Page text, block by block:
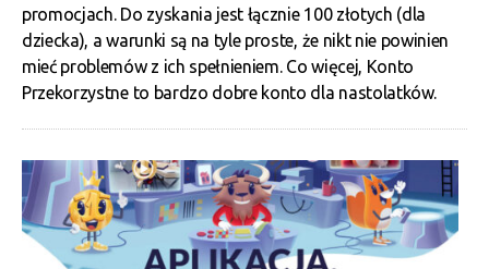
promocjach. Do zyskania jest łącznie 100 złotych (dla
dziecka), a warunki są na tyle proste, że nikt nie powinien
mieć problemów z ich spełnieniem. Co więcej, Konto
Przekorzystne to bardzo dobre konto dla nastolatków.